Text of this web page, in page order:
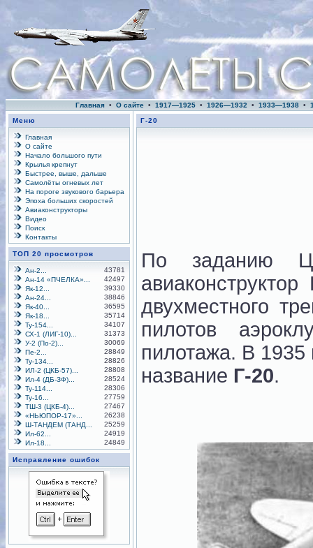
Главная • О сайте • 1917—1925 • 1926—1932 • 1933—1938 •
Меню
Главная
О сайте
Начало большого пути
Крылья крепнут
Быстрее, выше, дальше
Самолёты огневых лет
На пороге звукового барьера
Эпоха больших скоростей
Авиаконструкторы
Видео
Поиск
Контакты
ТОП 20 просмотров
Ан-2...
43781
Ан-14 «ПЧЕЛКА»...
42497
Як-12...
39330
Ан-24...
38846
Як-40...
36595
Як-18...
35714
Ту-154...
34107
СХ-1 (ЛИГ-10)...
31373
У-2 (По-2)...
30069
Пе-2...
28849
Ту-134...
28826
ИЛ-2 (ЦКБ-57)...
28808
Ил-4 (ДБ-ЗФ)...
28524
Ту-114...
28306
Ту-16...
27759
ТШ-3 (ЦКБ-4)...
27467
«НЬЮПОР-17»...
26238
Ш-ТАНДЕМ (ТАНД...
25259
Ил-62...
24919
Ил-18...
24849
Исправление ошибок
Г-20
По заданию
двухместного
пилотов
пилотажа. В 1935
название Г-20.